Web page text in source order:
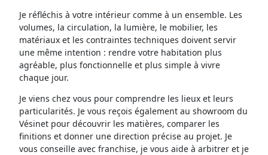
Je réfléchis à votre intérieur comme à un ensemble. Les
volumes, la circulation, la lumière, le mobilier, les
matériaux et les contraintes techniques doivent servir
une même intention : rendre votre habitation plus
agréable, plus fonctionnelle et plus simple à vivre
chaque jour.
Je viens chez vous pour comprendre les lieux et leurs
particularités. Je vous reçois également au showroom du
Vésinet pour découvrir les matières, comparer les
finitions et donner une direction précise au projet. Je
vous conseille avec franchise, je vous aide à arbitrer et je